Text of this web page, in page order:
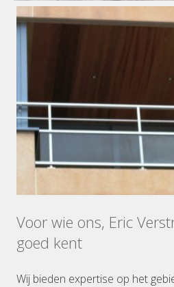
Voor wie ons, Eric
goed kent
Wij bieden expertise op het